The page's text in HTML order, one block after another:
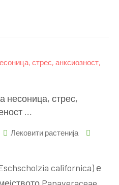
несоница, стрес,
…
Лековити растенија
californica) е